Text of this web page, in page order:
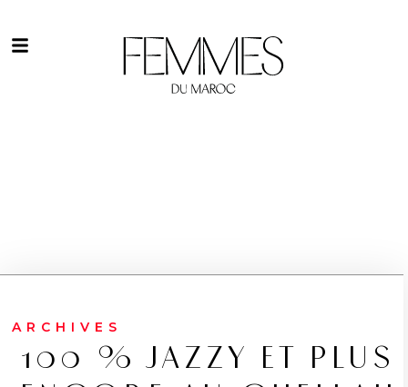
ARCHIVES
100 % JAZZY ET PLUS